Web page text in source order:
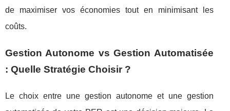
de maximiser vos économies tout en minimisant les
coûts.
Gestion Autonome vs Gestion Automatisée
: Quelle Stratégie Choisir ?
Le choix entre une gestion autonome et une gestion